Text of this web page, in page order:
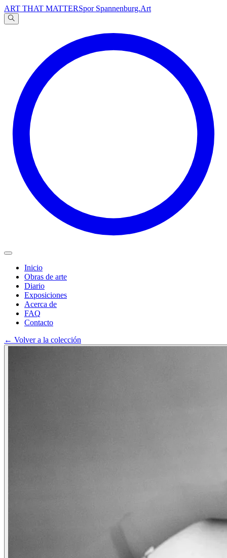
ART THAT MATTERSpor Spannenburg.Art
文
Inicio
Obras de arte
Diario
Exposiciones
Acerca de
FAQ
Contacto
← Volver a la colección